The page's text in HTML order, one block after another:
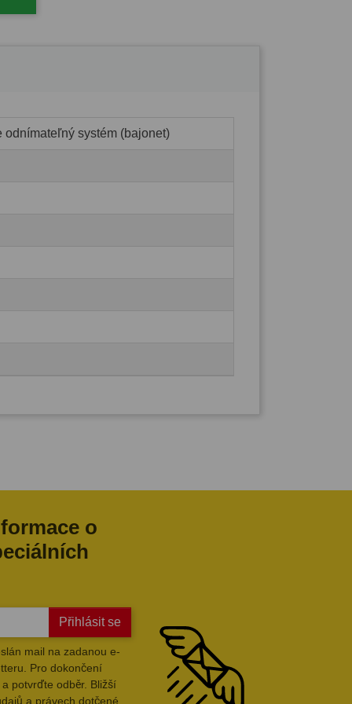
odnímateľný systém (bajonet)
o
Přihlásit se
mail na zadanou e-
Pro dokončení
potvrďte odběr. Bližší
a právech dotčené